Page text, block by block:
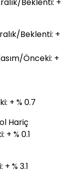
Beklenti: +
Önceki: +
+ % 0.7
Hariç
% 0.1
% 3.1